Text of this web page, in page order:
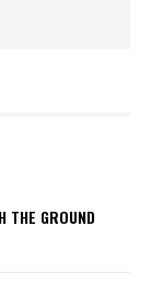
THE GROUND